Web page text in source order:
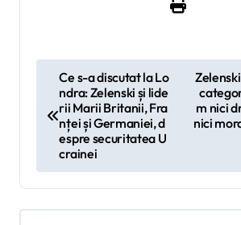
g
a
Ce s-a discutat la Lo
ndra: Zelenski și lide
rii Marii Britanii, Fra
nței și Germaniei, d
espre securitatea U
crainei
m nici
nici